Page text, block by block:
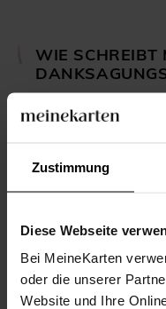
Zustimmung
Diese Webseite
Bei MeineKarten
oder die unserer
Website und Ihre
WIE SCHREIBT
Nach Ihrer Hochzeit
erholen, und auch
schönste Tag Ihres
mehr darüber
offiziellen Feier noch
noch ein letzter
Hochzeit: Das
Dankeskarten mit